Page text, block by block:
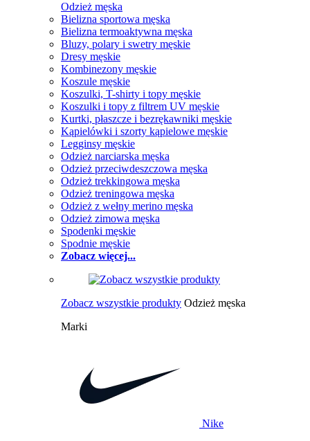
Odzież męska
Bielizna sportowa męska
Bielizna termoaktywna męska
Bluzy, polary i swetry męskie
Dresy męskie
Kombinezony męskie
Koszule męskie
Koszulki, T-shirty i topy męskie
Koszulki i topy z filtrem UV męskie
Kurtki, płaszcze i bezrękawniki męskie
Kąpielówki i szorty kąpielowe męskie
Legginsy męskie
Odzież narciarska męska
Odzież przeciwdeszczowa męska
Odzież trekkingowa męska
Odzież treningowa męska
Odzież z wełny merino męska
Odzież zimowa męska
Spodenki męskie
Spodnie męskie
Zobacz więcej...
Zobacz wszystkie produkty Odzież męska
Marki
Nike